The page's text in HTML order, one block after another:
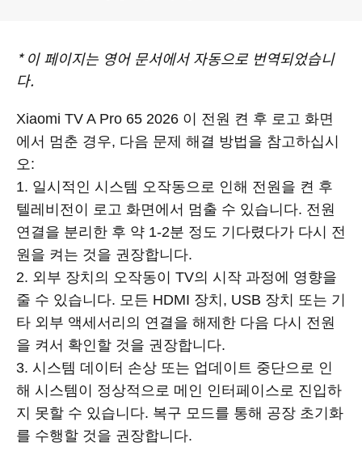
* 이 페이지는 영어 문서에서 자동으로 번역되었습니
다.
Xiaomi TV A Pro 65 2026 이 전원 켠 후 로고 화면
에서 멈춘 경우, 다음 문제 해결 방법을 참고하십시
오:
1. 일시적인 시스템 오작동으로 인해 전원을 켠 후
텔레비전이 로고 화면에서 멈출 수 있습니다. 전원
연결을 분리한 후 약 1-2분 정도 기다렸다가 다시 전
원을 켜는 것을 권장합니다.
2. 외부 장치의 오작동이 TV의 시작 과정에 영향을
줄 수 있습니다. 모든 HDMI 장치, USB 장치 또는 기
타 외부 액세서리의 연결을 해제한 다음 다시 전원
을 켜서 확인할 것을 권장합니다.
3. 시스템 데이터 손상 또는 업데이트 중단으로 인
해 시스템이 정상적으로 메인 인터페이스로 진입하
지 못할 수 있습니다. 복구 모드를 통해 공장 초기화
를 수행할 것을 권장합니다.